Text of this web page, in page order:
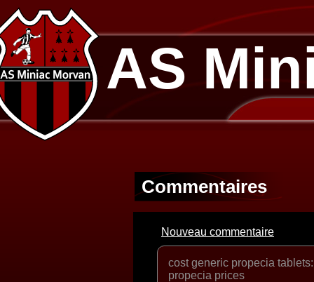
AS
Commentaires
Nouveau commentaire
cost generic propecia
propecia prices